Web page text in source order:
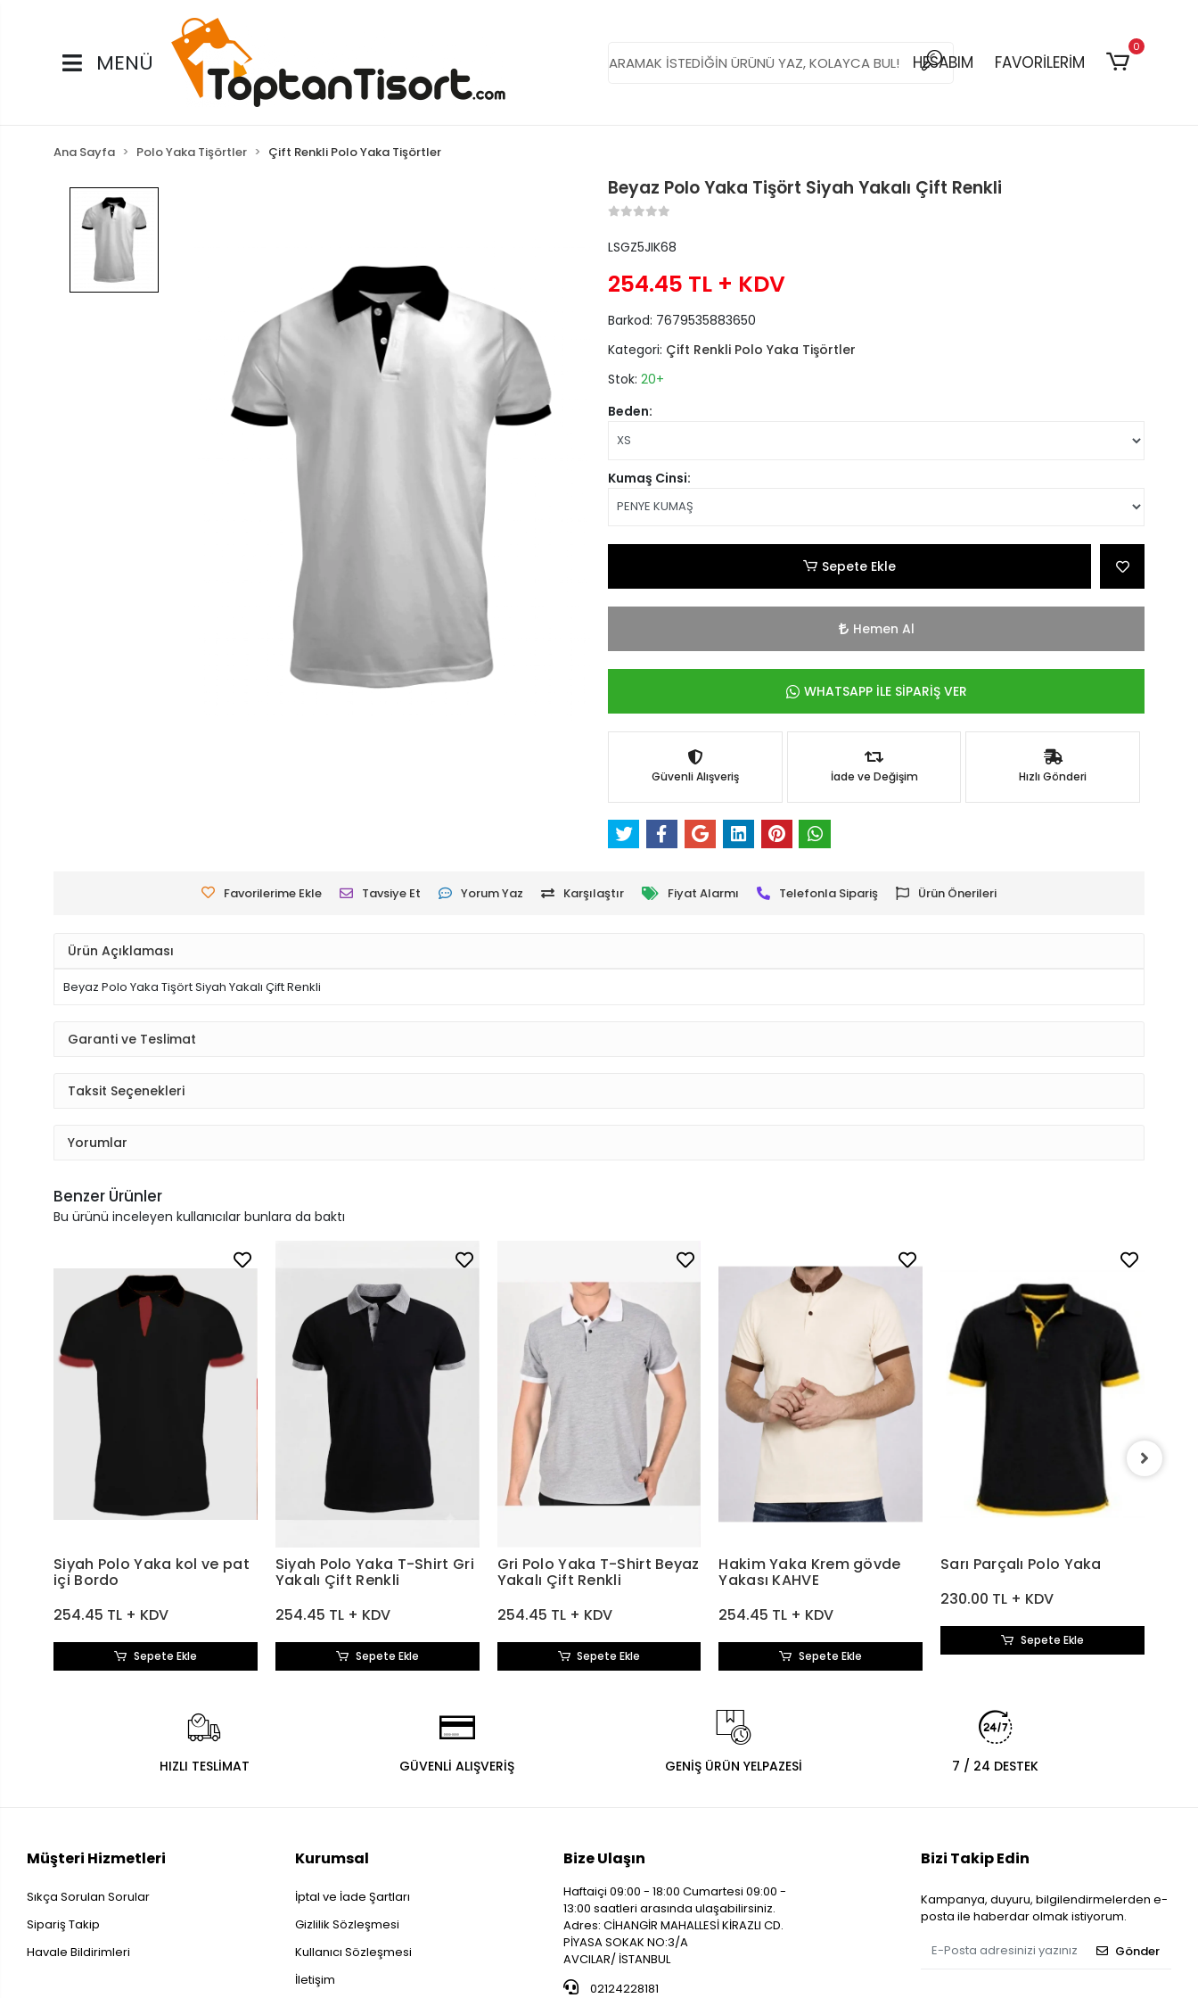
MENÜ HESABIM FAVORİLERİM
0
Ana Sayfa Polo Yaka Tişörtler Çift Renkli Polo Yaka Tişörtler
Beyaz Polo Yaka Tişört Siyah Yakalı Çift Renkli
LSGZ5JIK68
254.45 TL + KDV
Barkod: 7679535883650
Kategori: Çift Renkli Polo Yaka Tişörtler
Stok: 20+
Beden:
Kumaş Cinsi:
Sepete Ekle
Hemen Al
WHATSAPP İLE SİPARİŞ VER
Güvenli Alışveriş İade ve Değişim Hızlı Gönderi
Favorilerime Ekle Tavsiye Et Yorum Yaz Karşılaştır Fiyat Alarmı Telefonla Sipariş Ürün Önerileri
Ürün Açıklaması
Beyaz Polo Yaka Tişört Siyah Yakalı Çift Renkli
Garanti ve Teslimat
Taksit Seçenekleri
Yorumlar
Benzer Ürünler
Bu ürünü inceleyen kullanıcılar bunlara da baktı
Siyah Polo Yaka kol ve pat
içi Bordo
254.45 TL + KDV
Sepete Ekle
Siyah Polo Yaka T-Shirt Gri
Yakalı Çift Renkli
254.45 TL + KDV
Sepete Ekle
Gri Polo Yaka T-Shirt Beyaz
Yakalı Çift Renkli
254.45 TL + KDV
Sepete Ekle
Hakim Yaka Krem gövde
Yakası KAHVE
254.45 TL + KDV
Sepete Ekle
Sarı Parçalı Polo Yaka
230.00 TL + KDV
Sepete Ekle
HIZLI TESLİMAT GÜVENLİ ALIŞVERİŞ GENİŞ ÜRÜN YELPAZESİ 7 / 24 DESTEK
Müşteri Hizmetleri
Sıkça Sorulan Sorular
Sipariş Takip
Havale Bildirimleri
Kurumsal
İptal ve İade Şartları
Gizlilik Sözleşmesi
Kullanıcı Sözleşmesi
İletişim
Bize Ulaşın
Haftaiçi 09:00 - 18:00 Cumartesi 09:00 -
13:00 saatleri arasında ulaşabilirsiniz.
Adres: CİHANGİR MAHALLESİ KİRAZLI CD.
PİYASA SOKAK NO:3/A
AVCILAR/ İSTANBUL
02124228181
Bizi Takip Edin
Kampanya, duyuru, bilgilendirmelerden e-
posta ile haberdar olmak istiyorum.
Gönder